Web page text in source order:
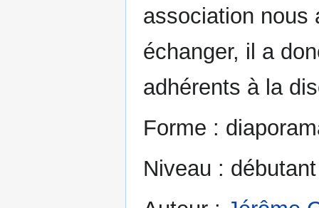
association nous
échanger, il a
adhérents à la
Forme :
Niveau : débutant